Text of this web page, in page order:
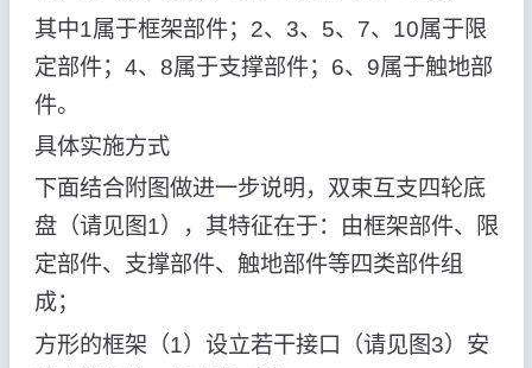
其中1属于框架部件；2、3、5、7、10属于限
定部件；4、8属于支撑部件；6、9属于触地部
件。
具体实施方式
下面结合附图做进一步说明，双束互支四轮底
盘（请见图1），其特征在于：由框架部件、限
定部件、支撑部件、触地部件等四类部件组
成；
方形的框架（1）设立若干接口（请见图3）安